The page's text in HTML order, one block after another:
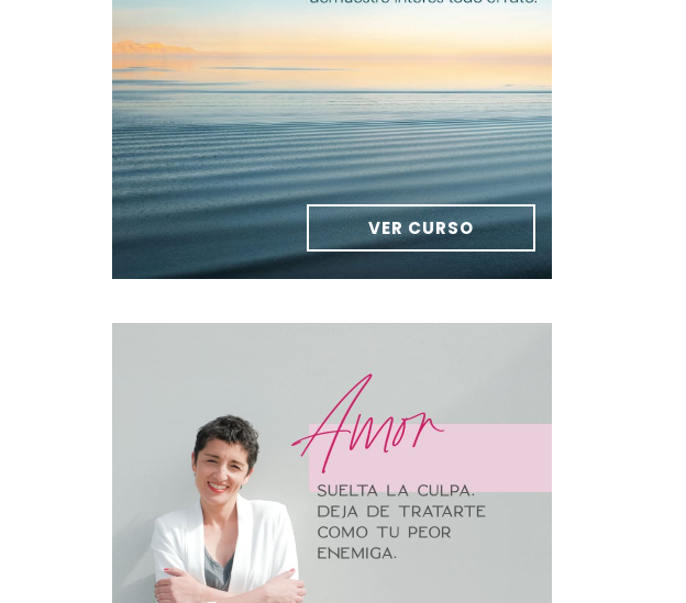
VER CURSO